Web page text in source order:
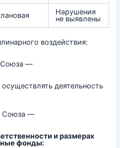
Нарушения
не выявлены
воздействия:
Союза —
деятельность
Союза —
и размерах
фонды: